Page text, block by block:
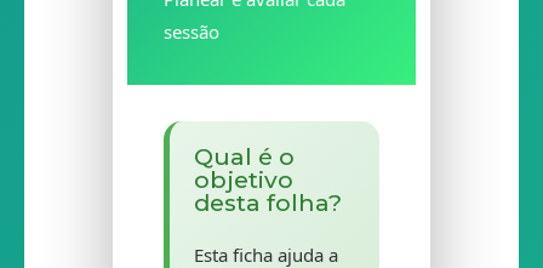
sessão
Qual é o
objetivo
desta folha?
Esta ficha ajuda a